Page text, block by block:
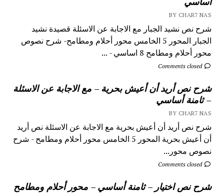
BY CHAR7 NAS
شرح نص نشيد الجبار مع الاجابة عن الاسئلة قصيدة نشيد
الجبار المحور 5 الخامس محور أحلام ومطامح- شرح نصوص
محور أحلام ومطامح 8 اساسي - ...
Comments closed
شرح نص أريد أن أعيش بحرية – مع الاجابة عن الاسئلة
– ثامنة أساسي
BY CHAR7 NAS
شرح نص أريد أن أعيش بحرية مع الاجابة عن الاسئلة نص أريد
أن أعيش بحرية المحور 5 الخامس محور أحلام ومطامح - شرح
نصوص محور...
Comments closed
شرح نص اختيار – ثامنة أساسي – محور أحلام ومطامح